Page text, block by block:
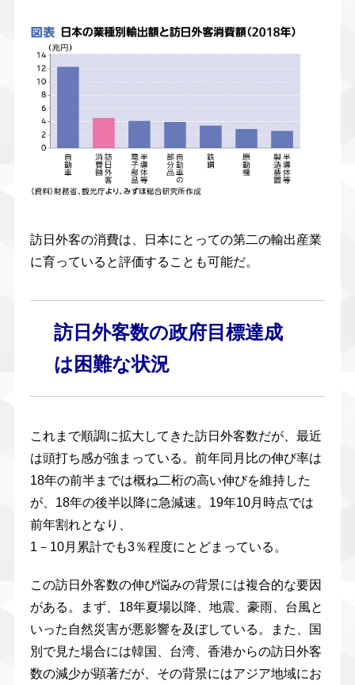
訪日外客の消費は、日本にとっての第二の輸出産業
に育っていると評価することも可能だ。
訪日外客数の政府目標達成
は困難な状況
これまで順調に拡大してきた訪日外客数だが、最近
は頭打ち感が強まっている。前年同月比の伸び率は
18年の前半までは概ね二桁の高い伸びを維持した
が、18年の後半以降に急減速。19年10月時点では
前年割れとなり、
1－10月累計でも3％程度にとどまっている。
この訪日外客数の伸び悩みの背景には複合的な要因
がある。まず、18年夏場以降、地震、豪雨、台風と
いった自然災害が悪影響を及ぼしている。また、国
別で見た場合には韓国、台湾、香港からの訪日外客
数の減少が顕著だが、その背景にはアジア地域にお